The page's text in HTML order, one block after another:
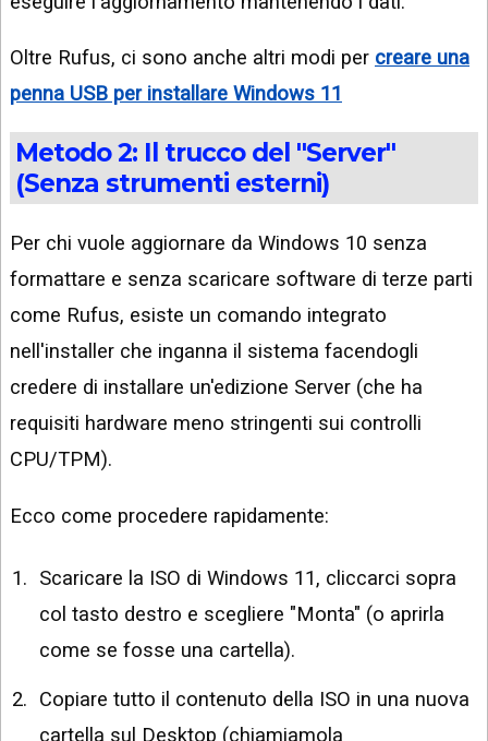
Oltre Rufus, ci sono anche altri modi per creare una
penna USB per installare Windows 11
Metodo 2: Il trucco del "Server"
(Senza strumenti esterni)
Per chi vuole aggiornare da Windows 10 senza
formattare e senza scaricare software di terze parti
come Rufus, esiste un comando integrato
nell'installer che inganna il sistema facendogli
credere di installare un'edizione Server (che ha
requisiti hardware meno stringenti sui controlli
CPU/TPM).
Ecco come procedere rapidamente:
Scaricare la ISO di Windows 11, cliccarci sopra
col tasto destro e scegliere "Monta" (o aprirla
come se fosse una cartella).
Copiare tutto il contenuto della ISO in una nuova
cartella sul Desktop (chiamiamola